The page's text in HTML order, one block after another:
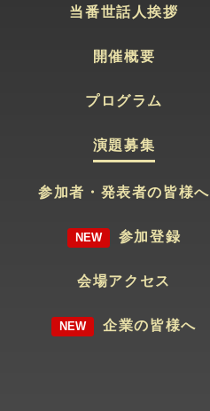
当番世話人挨拶
開催概要
プログラム
演題募集
参加者・発表者の皆様へ
参加登録
会場アクセス
企業の皆様へ